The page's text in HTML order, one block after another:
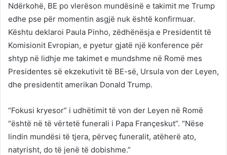
Ndërkohë, BE po vlerëson mundësinë e takimit me Trump
edhe pse për momentin asgjë nuk është konfirmuar.
Kështu deklaroi Paula Pinho, zëdhënësja e Presidentit të
Komisionit Evropian, e pyetur gjatë një konference për
shtyp në lidhje me takimet e mundshme në Romë mes
Presidentes së ekzekutivit të BE-së, Ursula von der Leyen,
dhe presidentit amerikan Donald Trump.
“Fokusi kryesor” i udhëtimit të von der Leyen në Romë
“është në të vërtetë funerali i Papa Françeskut”. “Nëse
lindin mundësi të tjera, përveç funeralit, atëherë ato,
natyrisht, do të jenë të dobishme.”